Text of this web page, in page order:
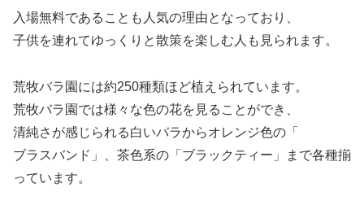
入場無料であることも人気の理由となっており、
子供を連れてゆっくりと散策を楽しむ人も見られます。
荒牧バラ園には約250種類ほど植えられています。
荒牧バラ園では様々な色の花を見ることができ、
清純さが感じられる白いバラからオレンジ色の「
ブラスバンド」、茶色系の「ブラックティー」まで各種揃
っています。